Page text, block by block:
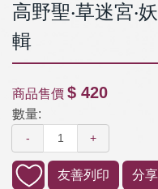
高野聖‧草迷宮‧
輯
商品售價 $ 420
數量:
- +
友善列印 分享